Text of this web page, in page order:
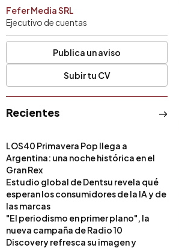
Fefer Media SRL
Ejecutivo de cuentas
Publica un aviso
Subir tu CV
Recientes
LOS40 Primavera Pop llega a
Argentina: una noche histórica en el
Gran Rex
Estudio global de Dentsu revela qué
esperan los consumidores de la IA y de
las marcas
"El periodismo en primer plano", la
nueva campaña de Radio 10
Discovery refresca su imagen y